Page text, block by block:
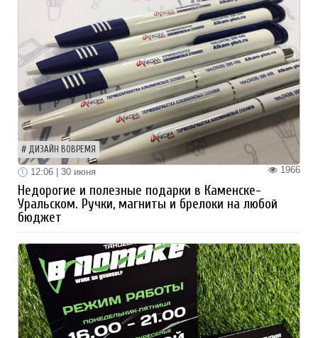
ДИЗАЙН ВОВРЕМЯ
1966
12:06 | 30 июня
Недорогие и полезные подарки в Каменске-
Уральском. Ручки, магниты и брелоки на любой
бюджет